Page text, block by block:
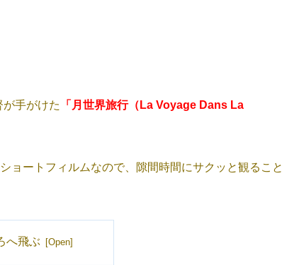
手がけた
「月世界旅行（La Voyage Dans La
ョートフィルムなので、隙間時間にサクッと観ること
へ飛ぶ